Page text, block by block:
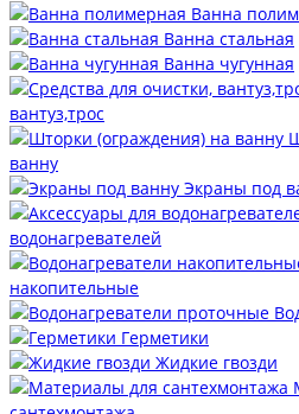
Ванна
Ванна стальная
Ванна чугунная
вантуз,трос
ванну
Экраны под
водонагревателей
накопительные
Герметики
Жидкие гвозди